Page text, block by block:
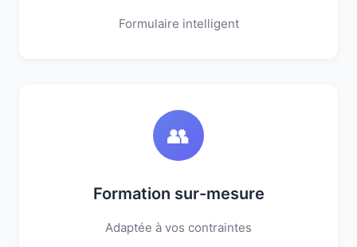
Formulaire intelligent
👥
Formation sur-mesure
Adaptée à vos contraintes